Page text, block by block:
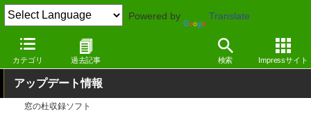
Powered by Translate
カテゴリ 過去記事 検索 Impressサイト
窓の杜 その他の話題 アップデート
アップデート情報
窓の杜収録ソフト